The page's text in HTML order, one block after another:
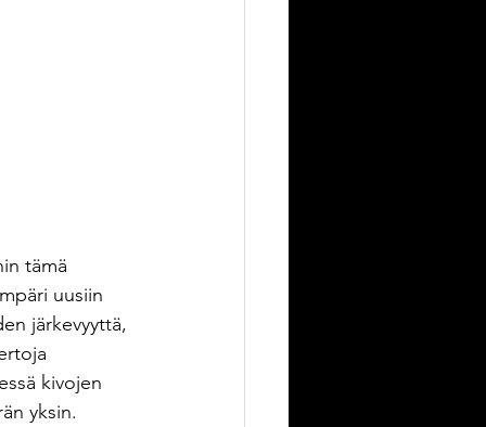
tämä
uusiin
järkevyyttä,
kivojen
yksin.